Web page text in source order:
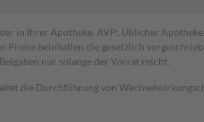
in Ihrer Apotheke. AVP: Üblicher
beinhalten die gesetzlich
nur solange der Vorrat reicht.
die Durchführung von